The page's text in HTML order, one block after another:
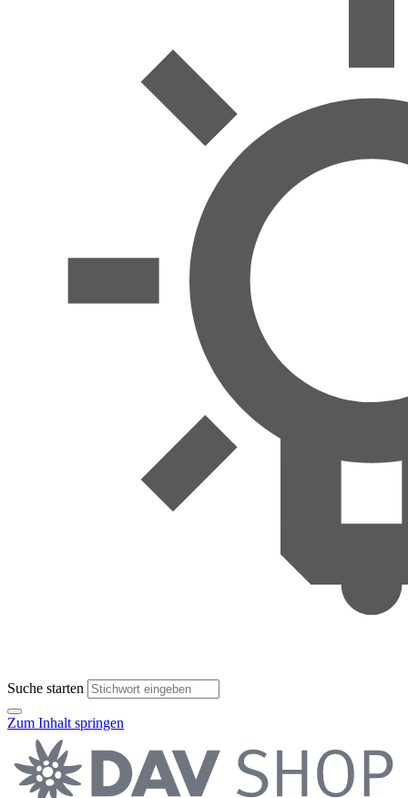
Suche starten
Zum Inhalt springen